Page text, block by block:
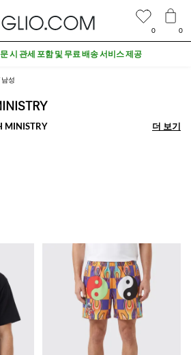
남성
MINISTRY 더 보기
더 보기
0 0
시 관세 포함 및 무료 배송 서비스 제공